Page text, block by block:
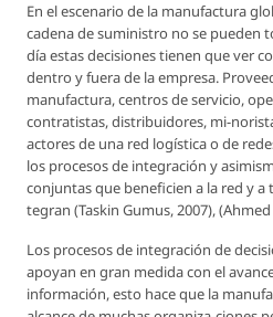
En el escenario de la manufactura
cadena de suministro no se pueden
día estas decisiones tienen que ver
dentro y fuera de la empresa.
manufactura, centros de servicio,
contratistas, distribuidores, mi-
actores de una red logística o de
los procesos de integración y
conjuntas que beneficien a la red y a
tegran (Taskin Gumus, 2007),
Los procesos de integración de
apoyan en gran medida con el
información, esto hace que la